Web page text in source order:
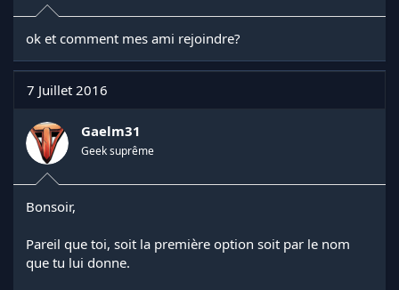
ok et comment mes ami rejoindre?
7 Juillet 2016
Gaelm31
Geek suprême
Bonsoir,
Pareil que toi, soit la première option soit par le nom
que tu lui donne.